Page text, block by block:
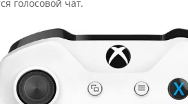
голосовой чат.